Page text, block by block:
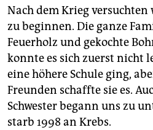
Nach dem Krieg versuchten
zu beginnen. Die ganze
Feuerholz und gekochte
konnte es sich zuerst nicht
eine höhere Schule ging,
Freunden schaffte sie es.
Schwester begann uns zu
starb 1998 an Krebs.